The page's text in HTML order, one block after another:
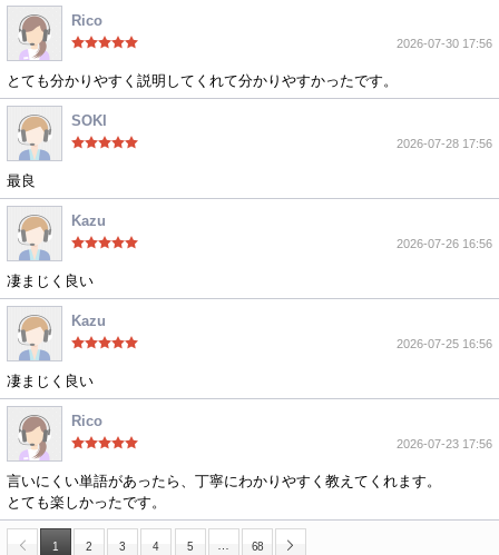
Rico
2026-07-30 17:56
とても分かりやすく説明してくれて分かりやすかったです。
SOKI
2026-07-28 17:56
最良
Kazu
2026-07-26 16:56
凄まじく良い
Kazu
2026-07-25 16:56
凄まじく良い
Rico
2026-07-23 17:56
言いにくい単語があったら、丁寧にわかりやすく教えてくれます。
とても楽しかったです。
1 2 3 4 5 68